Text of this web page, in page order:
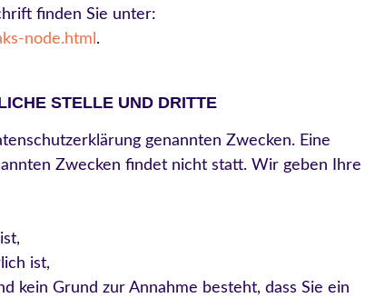
finden Sie unter:
node.html .
STELLE UND DRITTE
genannten Zwecken. Eine
Zwecken findet nicht statt. Wir geben Ihre
ist,
kein Grund zur Annahme besteht, dass Sie ein